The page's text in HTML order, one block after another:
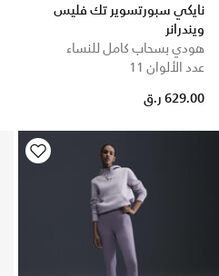
نايكي سبورتسوير تك فليس
ويندرانر
هودي بسحاب كامل للنساء
عدد الألوان 11
629.00 ر.ق